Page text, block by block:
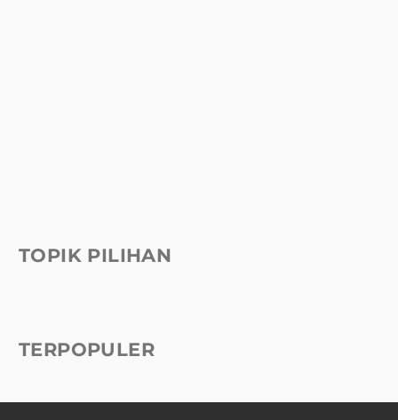
TOPIK PILIHAN
TERPOPULER